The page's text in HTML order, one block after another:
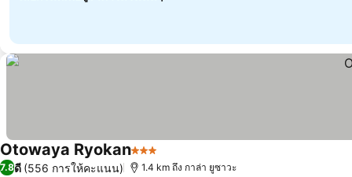
Otowaya Ryokan3 ดาว
7.8ดี (556 การให้คะแนน) 1.4 km ถึง กาล่า ยูซาวะ